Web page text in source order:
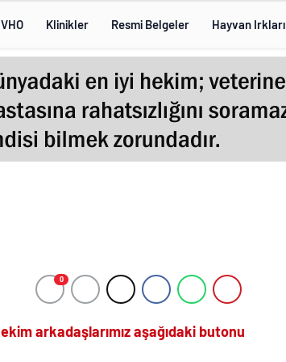
Klinikler Resmi Belgeler Hayvan Irkları
0
arkadaşlarımız aşağıdaki butonu